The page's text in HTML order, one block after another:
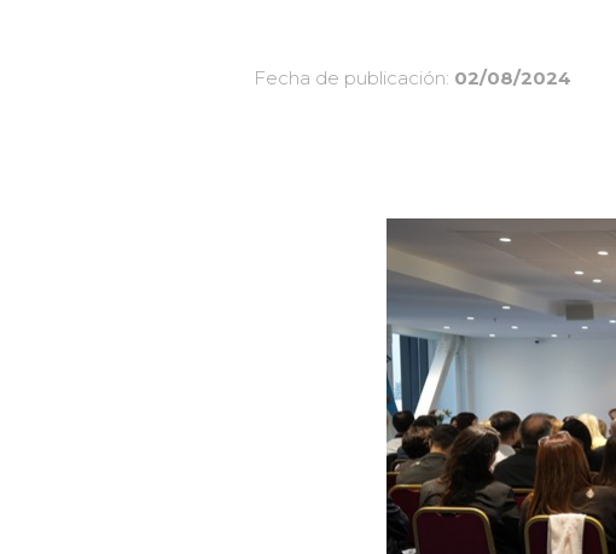
Fecha de publicación: 02/08/2024